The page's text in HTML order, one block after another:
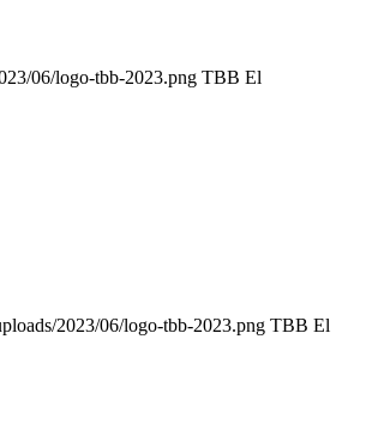
06/logo-tbb-2023.png TBB El
2023/06/logo-tbb-2023.png TBB El